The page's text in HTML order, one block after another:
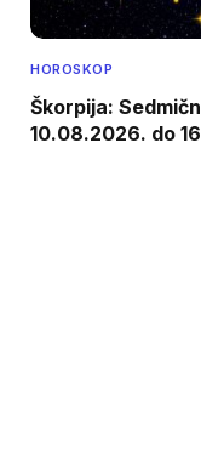
HOROSKOP
Škorpija:
10.08.2026. do